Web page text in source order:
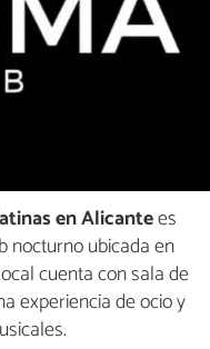
en Alicantees
nocturno ubicada en
cuenta con sala de
experiencia de ocio y